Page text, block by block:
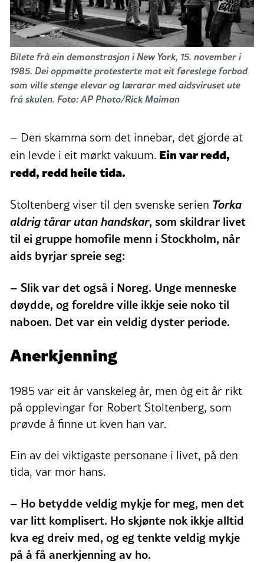
Bilete frå ein demonstrasjon i New York, 15. november i
1985. Dei oppmøtte protesterte mot eit føreslege forbod
som ville stenge elevar og lærarar med aidsviruset ute
frå skulen. Foto: AP Photo/Rick Maiman
– Den skamma som det innebar, det gjorde at
ein levde i eit mørkt vakuum. Ein var redd,
redd, redd heile tida.
Stoltenberg viser til den svenske serien Torka
aldrig tårar utanhandskar, som skildrar livet
til ei gruppe homofile menn i Stockholm, når
aids byrjar spreie seg:
– Slik var det også i Noreg. Unge menneske
døydde, og foreldre ville ikkje seie noko til
naboen. Det var ein veldig dyster periode.
Anerkjenning
1985 var eit år vanskeleg år, men òg eit år rikt
på opplevingar for Robert Stoltenberg, som
prøvde å finne ut kven han var.
Ein av dei viktigaste personane i livet, på den
tida, var mor hans.
– Ho betydde veldig mykje for meg, men det
var litt komplisert. Ho skjønte nok ikkje alltid
kva eg dreiv med, og eg tenkte veldig mykje
på å få anerkjenning av ho.